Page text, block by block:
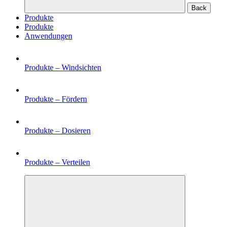
Back
Produkte
Produkte
Anwendungen
Produkte – Windsichten
Produkte – Fördern
Produkte – Dosieren
Produkte – Verteilen